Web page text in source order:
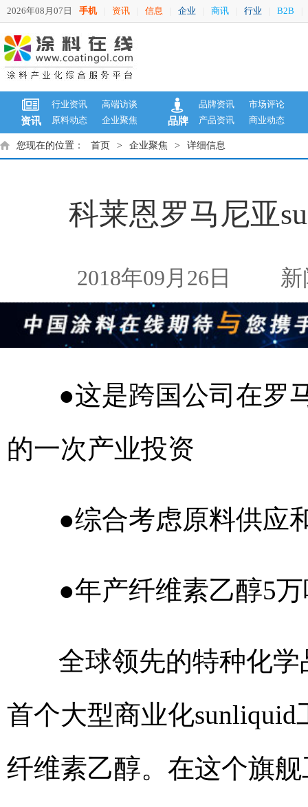
2026年08月07日 手机 资讯 信息 企业 商讯 行业 B2B
资讯
行业资讯
高端访谈
原料动态
企业聚焦 品牌
品牌资讯
市场评论
产品资讯
商业动态
您现在的位置： 首页 > 企业聚焦 > 详细信息
科莱恩罗马尼亚
2018年09月26日 新
●这是跨国公司在罗
的一次产业投资
●综合考虑原料供应
●年产纤维素乙醇5万
全球领先的特种化学
首个大型商业化
纤维素乙醇。在这个旗